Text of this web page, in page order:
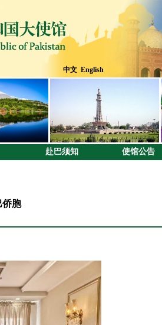
中文 English
赴巴须知 使馆公告
侨胞